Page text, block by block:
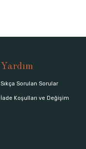
Yardım
Sıkça Sorulan Sorular
İade Koşulları ve Değişim